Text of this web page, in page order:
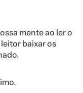
mente ao ler o
baixar os